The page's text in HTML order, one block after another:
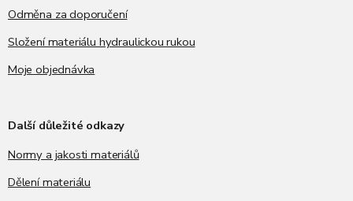
Odměna za doporučení
Složení materiálu hydraulickou rukou
Moje objednávka
Další důležité odkazy
Normy a jakosti materiálů
Dělení materiálu